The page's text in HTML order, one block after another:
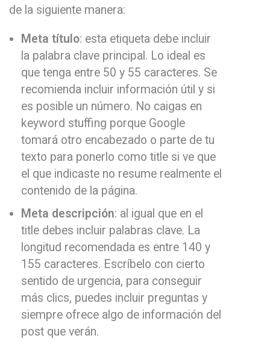
de la siguiente manera:
Meta título: esta etiqueta debe incluir
la palabra clave principal. Lo ideal es
que tenga entre 50 y 55 caracteres. Se
recomienda incluir información útil y si
es posible un número. No caigas en
keyword stuffing porque Google
tomará otro encabezado o parte de tu
texto para ponerlo como title si ve que
el que indicaste no resume realmente el
contenido de la página.
Meta descripción: al igual que en el
title debes incluir palabras clave. La
longitud recomendada es entre 140 y
155 caracteres. Escríbelo con cierto
sentido de urgencia, para conseguir
más clics, puedes incluir preguntas y
siempre ofrece algo de información del
post que verán.